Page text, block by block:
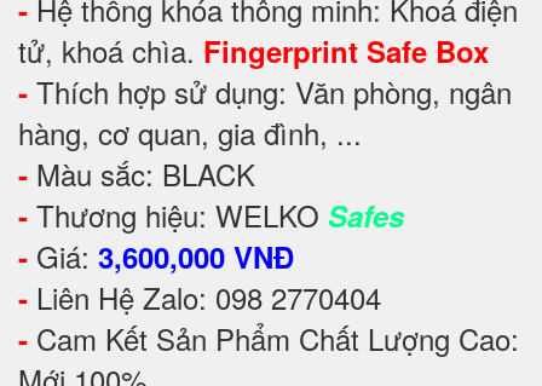
- Hệ thống khóa thông minh: Khoá điện
tử, khoá chìa. Fingerprint Safe Box
- Thích hợp sử dụng: Văn phòng, ngân
hàng, cơ quan, gia đình, ...
- Màu sắc: BLACK
- Thương hiệu: WELKO Safes
- Giá: 3,600,000 VNĐ
- Liên Hệ Zalo: 098 2770404
- Cam Kết Sản Phẩm Chất Lượng Cao: